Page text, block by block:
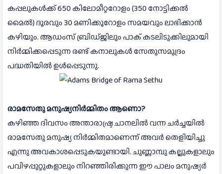
കപ്പലുകള്‍ക്ക് 650 കിലോമീറ്ററോളം (350 നോട്ടിക്കല്‍
മൈല്‍) ദൂരവും 30 മണിക്കൂറോളം സമയവും ലാഭിക്കാന്‍
കഴിയും. ആഡംസ് ബ്രിഡ്ജിലും പാക് കടലിടുക്കിലുമായി
നിര്‍മ്മിക്കപ്പെടുന്ന രണ്ട് കനാലുകള്‍ സേതുസമുദ്രം
പദ്ധതിയില്‍ ഉള്‍പ്പെടുന്നു.
രാമസേതു മനുഷ്യനിര്‍മ്മിതം ആണൊ?
കഴിഞ്ഞ ദിവസം അന്താരാഷ്ട്ര ചാനലില്‍ വന്ന ചര്‍ച്ചയില്‍
രാമസേതു മനുഷ്യ നിര്‍മ്മിതമാണെന്ന് അവര്‍ തെളിയിച്ചു
എന്നു അവകാശപ്പെടുകയുണ്ടായി. ചുണ്ണാമ്പു കല്ലുകളാലും
പവിഴപ്പുറ്റുകളാലും നിറഞ്ഞിരിക്കുന്ന ഈ പാലം മനുഷ്യര്‍